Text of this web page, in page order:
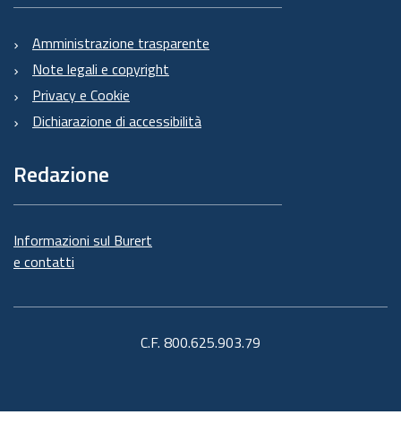
Amministrazione trasparente
Note legali e copyright
Privacy e Cookie
Dichiarazione di accessibilità
Redazione
Informazioni sul Burert
e contatti
C.F. 800.625.903.79